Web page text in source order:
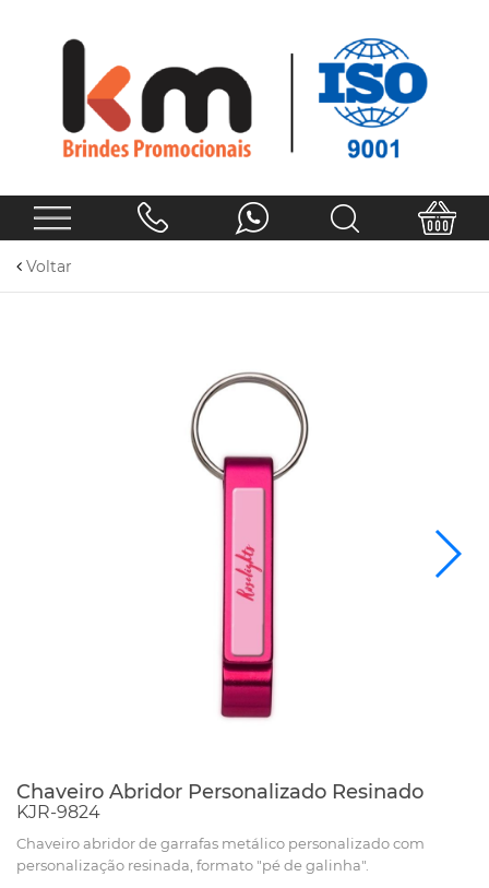
Voltar
Chaveiro Abridor Personalizado Resinado
KJR-9824
Chaveiro abridor de garrafas metálico personalizado com
personalização resinada, formato "pé de galinha".